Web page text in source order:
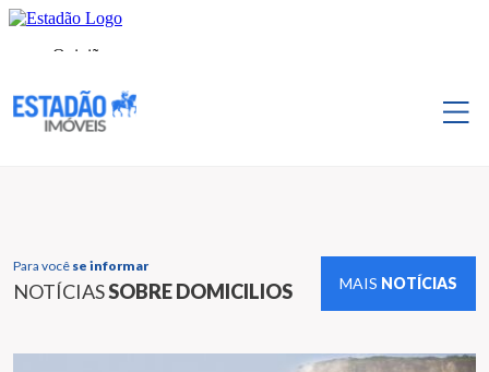
Para você se informar
NOTÍCIASSOBRE DOMICILIOS MAIS NOTÍCIAS